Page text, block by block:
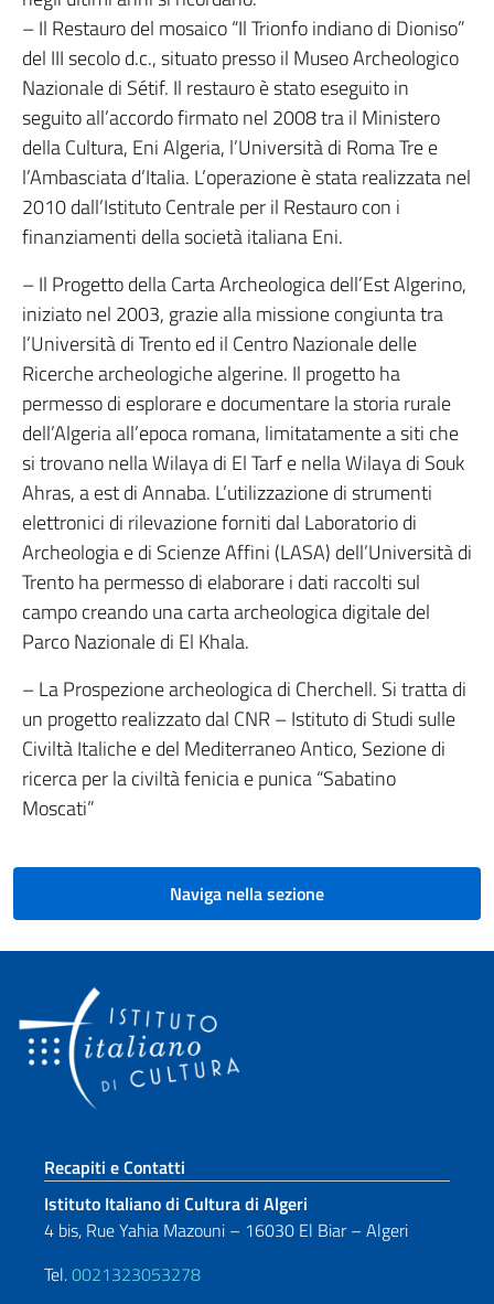
– Il Restauro del mosaico “Il Trionfo indiano di Dioniso”
del III secolo d.c., situato presso il Museo Archeologico
Nazionale di Sétif. Il restauro è stato eseguito in
seguito all’accordo firmato nel 2008 tra il Ministero
della Cultura, Eni Algeria, l’Università di Roma Tre e
l’Ambasciata d’Italia. L’operazione è stata realizzata nel
2010 dall’Istituto Centrale per il Restauro con i
finanziamenti della società italiana Eni.
– Il Progetto della Carta Archeologica dell’Est Algerino,
iniziato nel 2003, grazie alla missione congiunta tra
l’Università di Trento ed il Centro Nazionale delle
Ricerche archeologiche algerine. Il progetto ha
permesso di esplorare e documentare la storia rurale
dell’Algeria all’epoca romana, limitatamente a siti che
si trovano nella Wilaya di El Tarf e nella Wilaya di Souk
Ahras, a est di Annaba. L’utilizzazione di strumenti
elettronici di rilevazione forniti dal Laboratorio di
Archeologia e di Scienze Affini (LASA) dell’Università di
Trento ha permesso di elaborare i dati raccolti sul
campo creando una carta archeologica digitale del
Parco Nazionale di El Khala.
– La Prospezione archeologica di Cherchell. Si tratta di
un progetto realizzato dal CNR – Istituto di Studi sulle
Civiltà Italiche e del Mediterraneo Antico, Sezione di
ricerca per la civiltà fenicia e punica “Sabatino
Moscati”
Naviga nella sezione
Sezione footer
Recapiti e Contatti
Istituto Italiano di Cultura di Algeri
4 bis, Rue Yahia Mazouni – 16030 El Biar – Algeri
Tel.0021323053278